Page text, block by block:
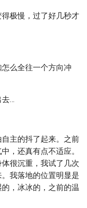
极慢，过了好几秒才
么全往一个方向冲
去…
主的抖了起来。之前
，还真有点不适应。
很沉重，我试了几次
我落地的位置明显是
，冰冰的，之前的温